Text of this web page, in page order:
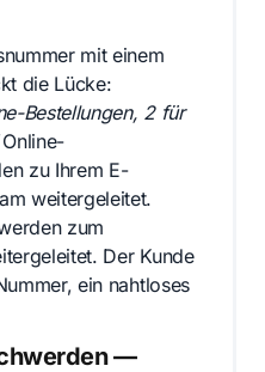
mit einem
die Lücke:
Bestellungen, 2 für
zu Ihrem E-
weitergeleitet.
zum
Der Kunde
ein nahtloses
—